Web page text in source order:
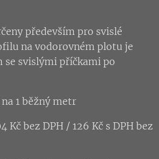
především pro svislé
na vodorovném plotu je
se svislými příčkami po
1 běžný metr
Kč bez DPH / 126 Kč s DPH bez